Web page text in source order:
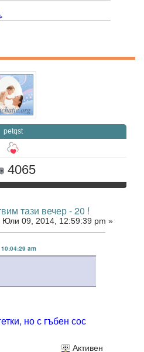
petqst
4065
тази вечер - 20 !
Юли 09, 2014, 12:59:39 pm »
am
но с гъбен сос
Активен